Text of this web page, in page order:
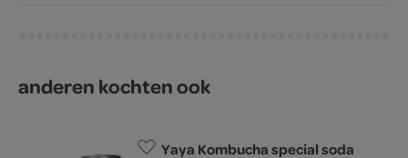
anderen kochten ook
Yaya Kombucha special soda